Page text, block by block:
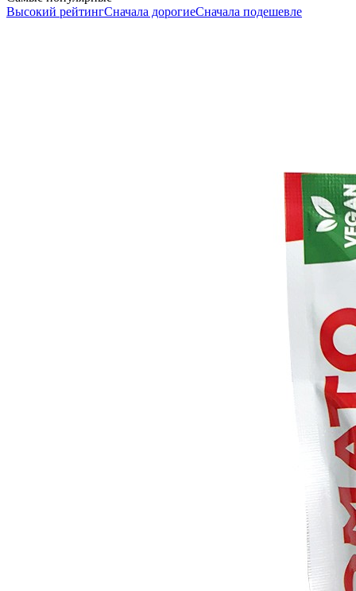
Высокий рейтингСначала дорогиеСначала подешевле